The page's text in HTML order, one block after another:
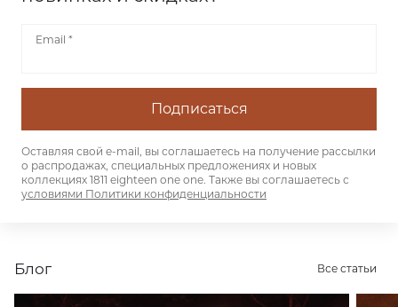
рассылки о распродажах, специальных предложениях и новых
коллекциях 1811 eighteen one one. Также вы соглашаетесь с
условиями Политики конфиденциальности